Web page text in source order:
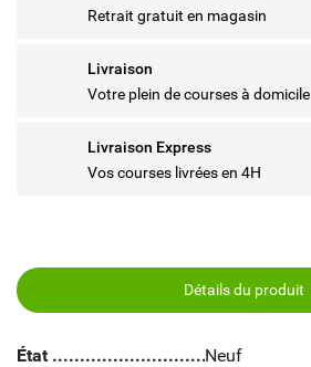
Retrait gratuit en magasin
Livraison
Votre plein de courses à domicile
Livraison Express
Vos courses livrées en 4H
Détails du produit
État
Neuf